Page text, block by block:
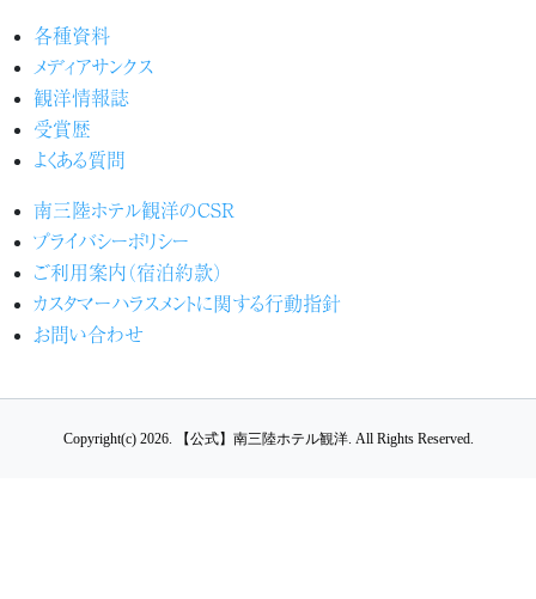
各種資料
メディアサンクス
観洋情報誌
受賞歴
よくある質問
南三陸ホテル観洋のCSR
プライバシーポリシー
ご利用案内（宿泊約款）
カスタマーハラスメントに関する行動指針
お問い合わせ
Copyright(c) 2026. 【公式】南三陸ホテル観洋. All Rights Reserved.